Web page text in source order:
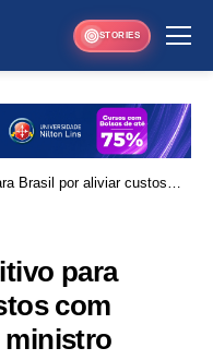
STORIES
Brasil por aliviar custos
para
com
ministro